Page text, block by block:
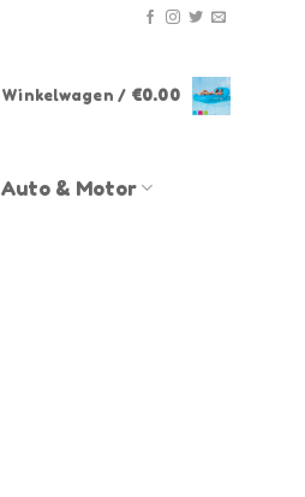
Winkelwagen / €0.00
Auto & Motor